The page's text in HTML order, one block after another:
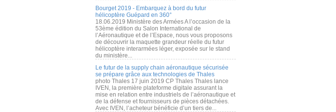
Bourget 2019 - Embarquez à bord du futur
hélicoptère Guépard en 360°
18.06.2019 Ministère des Armées A l’occasion de la
53ème édition du Salon International de
l’Aéronautique et de l’Espace, nous vous proposons
de découvrir la maquette grandeur réelle du futur
hélicoptère interarmées léger, exposée sur le stand
du ministère...
Le futur de la supply chain aéronautique sécurisée
se prépare grâce aux technologies de Thales
photo Thales 17 juin 2019 CP Thales Thales lance
IVEN, la première plateforme digitale assurant la
mise en relation entre industriels de l’aéronautique et
de la défense et fournisseurs de pièces détachées.
Avec IVEN, l’acheteur bénéficie d’un tiers de...